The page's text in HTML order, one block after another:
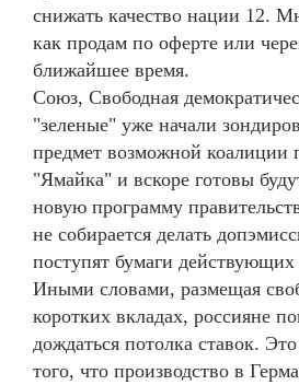
снижать качество нации 12.
как продам по оферте или
ближайшее время.
Союз, Свободная
"зеленые" уже начали
предмет возможной коалиции
"Ямайка" и вскоре готовы
новую программу
не собирается делать
поступят бумаги
Иными словами, размещая
коротких вкладах, россияне
дождаться потолка ставок.
того, что производство в